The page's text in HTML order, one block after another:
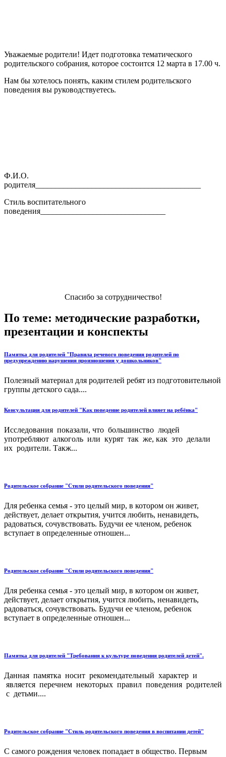
Уважаемые родители! Идет подготовка тематического
родительского собрания, которое состоится 12 марта в 17.00 ч.
Нам бы хотелось понять, каким стилем родительского
поведения вы руководствуетесь.
Ф.И.О.
родителя_________________________________________
Стиль воспитательного
поведения_______________________________
Спасибо за сотрудничество!
По теме: методические разработки,
презентации и конспекты
Памятка для родителей "Правила речевого поведения родителей по
предупреждению нарушения произношения у дошкольников"
Полезный материал для родителей ребят из подготовительной
группы детского сада....
Консультация для родителей "Как поведение родителей влияет на ребёнка"
Исследования показали, что большинство людей
употребляют алкоголь или курят так же, как это делали
их родители. Такж...
Родительское собрание "Стили родительского поведения"
Для ребенка семья - это целый мир, в котором он живет,
действует, делает открытия, учится любить, ненавидеть,
радоваться, сочувствовать. Будучи ее членом, ребенок
вступает в определенные отношен...
Родительское собрание "Стили родительского поведения"
Для ребенка семья - это целый мир, в котором он живет,
действует, делает открытия, учится любить, ненавидеть,
радоваться, сочувствовать. Будучи ее членом, ребенок
вступает в определенные отношен...
Памятка для родителей "Требования к культуре поведения родителей детей".
Данная памятка носит рекомендательный характер и
является перечнем некоторых правил поведения родителей
с детьми....
Родительское собрание "Стиль родительского поведения в воспитании детей"
С самого рождения человек попадает в общество. Первым